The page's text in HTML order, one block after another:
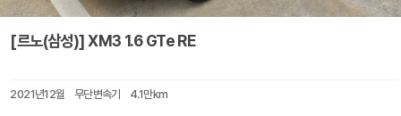
[르노(삼성)] XM3 1.6 GTe RE
2021년12월 무단변속기 4.1만km